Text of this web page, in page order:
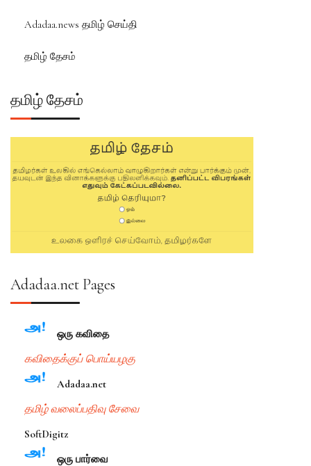
Adadaa.news தமிழ் செய்தி
தமிழ் தேசம்
தமிழ் தேசம்
Adadaa.net Pages
ஒரு க‌விதை
கவிதைக்குப் பொய்யழகு
Adadaa.net
தமிழ் வலைப்பதிவு சேவை
SoftDigitz
ஒரு பார்வை